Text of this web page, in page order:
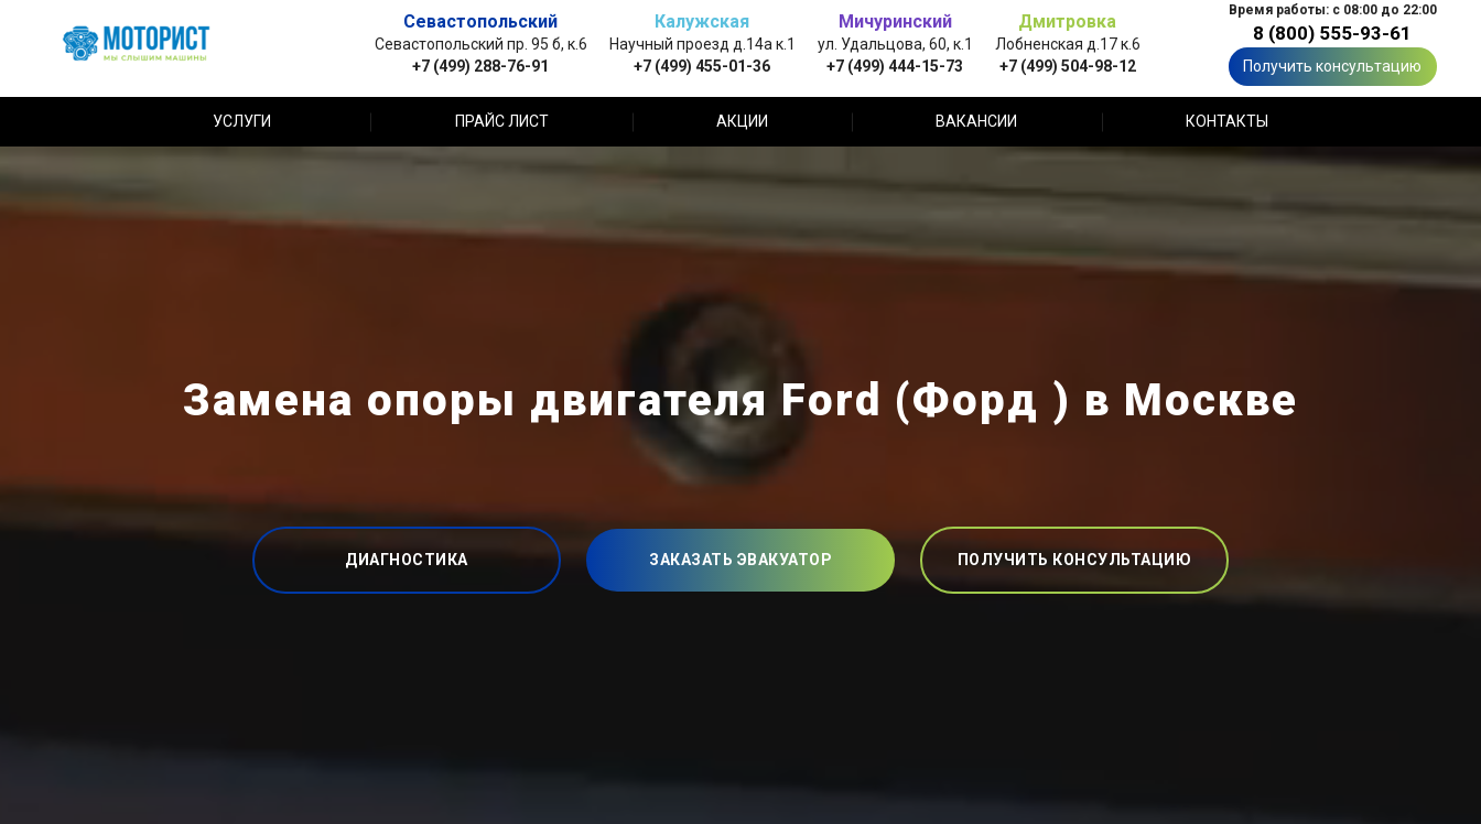
Севастопольский
Севастопольский пр. 95 б, к.6
+7 (499) 288-76-91
Калужская
Научный проезд д.14а к.1
+7 (499) 455-01-36
Мичуринский
ул. Удальцова, 60, к.1
+7 (499) 444-15-73
Дмитровка
Лобненская д.17 к.6
+7 (499) 504-98-12
Время работы: с 08:00 до 22:00
8 (800) 555-93-61
Получить консультацию
УСЛУГИ ПРАЙС ЛИСТ АКЦИИ ВАКАНСИИ КОНТАКТЫ
Замена опоры двигателя Ford (Форд ) в Москве
ДИАГНОСТИКА ЗАКАЗАТЬ ЭВАКУАТОР ПОЛУЧИТЬ КОНСУЛЬТАЦИЮ